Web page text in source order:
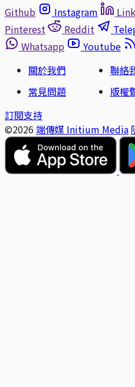
Github
Instagram
Pinterest
Reddit
Whatsapp
Youtube
關於我們
聯絡
常見問題
版權
訂閱支持
©2026 端傳媒 Initium Media